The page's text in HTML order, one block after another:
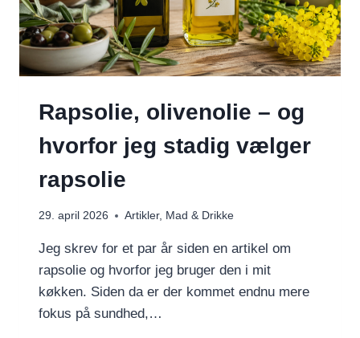
Rapsolie, olivenolie – og
hvorfor jeg stadig vælger
rapsolie
29. april 2026 Artikler, Mad & Drikke
Jeg skrev for et par år siden en artikel om
rapsolie og hvorfor jeg bruger den i mit
køkken. Siden da er der kommet endnu mere
fokus på sundhed,…